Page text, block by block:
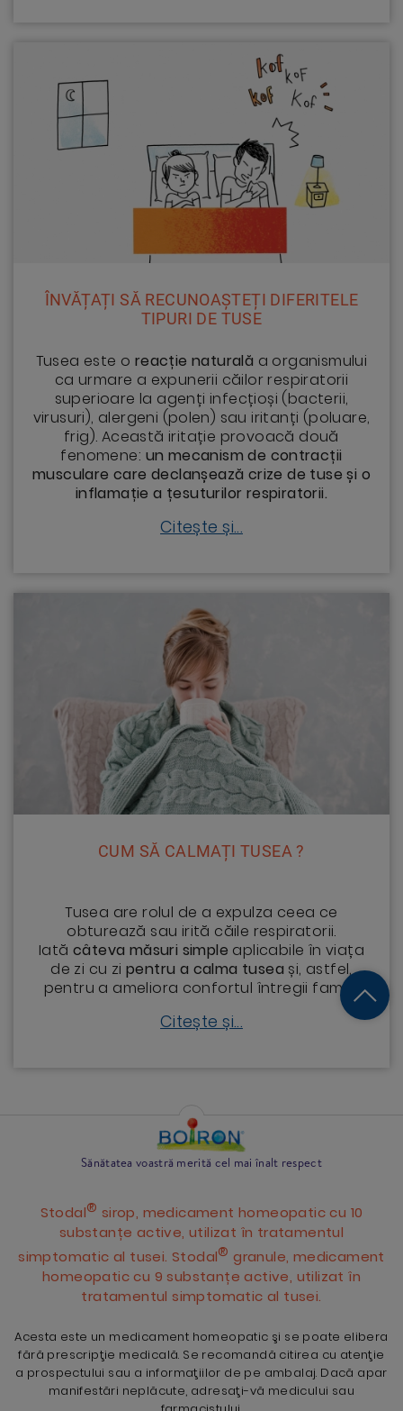
ÎNVĂȚAȚI SĂ RECUNOAȘTEȚI DIFERITELE
TIPURI DE TUSE
Tusea este o reacție naturală a organismului
ca urmare a expunerii căilor respiratorii
superioare la agenți infecțioși (bacterii,
virusuri), alergeni (polen) sau iritanți (poluare,
frig). Această iritație provoacă două
fenomene: un mecanism de contracții
musculare care declanșează crize de tuse și o
inflamație a țesuturilor respiratorii.
Citește și...
CUM SĂ CALMAȚI TUSEA ?
Tusea are rolul de a expulza ceea ce
obturează sau irită căile respiratorii.
Iată câteva măsuri simple aplicabile în viața
de zi cu zi pentru a calma tusea și, astfel,
pentru a ameliora confortul întregii familii!
Citește și...
Sănătatea voastră merită cel mai înalt respect
Stodal® sirop, medicament homeopatic cu 10
substanțe active, utilizat în tratamentul
simptomatic al tusei. Stodal® granule, medicament
homeopatic cu 9 substanțe active, utilizat în
tratamentul simptomatic al tusei.
Acesta este un medicament homeopatic şi se poate elibera
fără prescripţie medicală. Se recomandă citirea cu atenţie
a prospectului sau a informaţiilor de pe ambalaj. Dacă apar
manifestări neplăcute, adresaţi-vă medicului sau